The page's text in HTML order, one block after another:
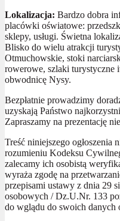
Lokalizacja: Bardzo dobra
placówki oświatowe:
sklepy, usługi. Świetna
Blisko do wielu atrakcji
Otmuchowskie, stoki
rowerowe, szlaki turystyczne
obwodnicę Nysy.
Bezpłatnie prowadzimy
uzyskają Państwo
Zapraszamy na prezentację
Treść niniejszego
rozumieniu Kodeksu
zalecamy ich osobistą
wyraża zgodę na
przepisami ustawy z dnia 29
osobowych / Dz.U.Nr. 133
do wglądu do swoich